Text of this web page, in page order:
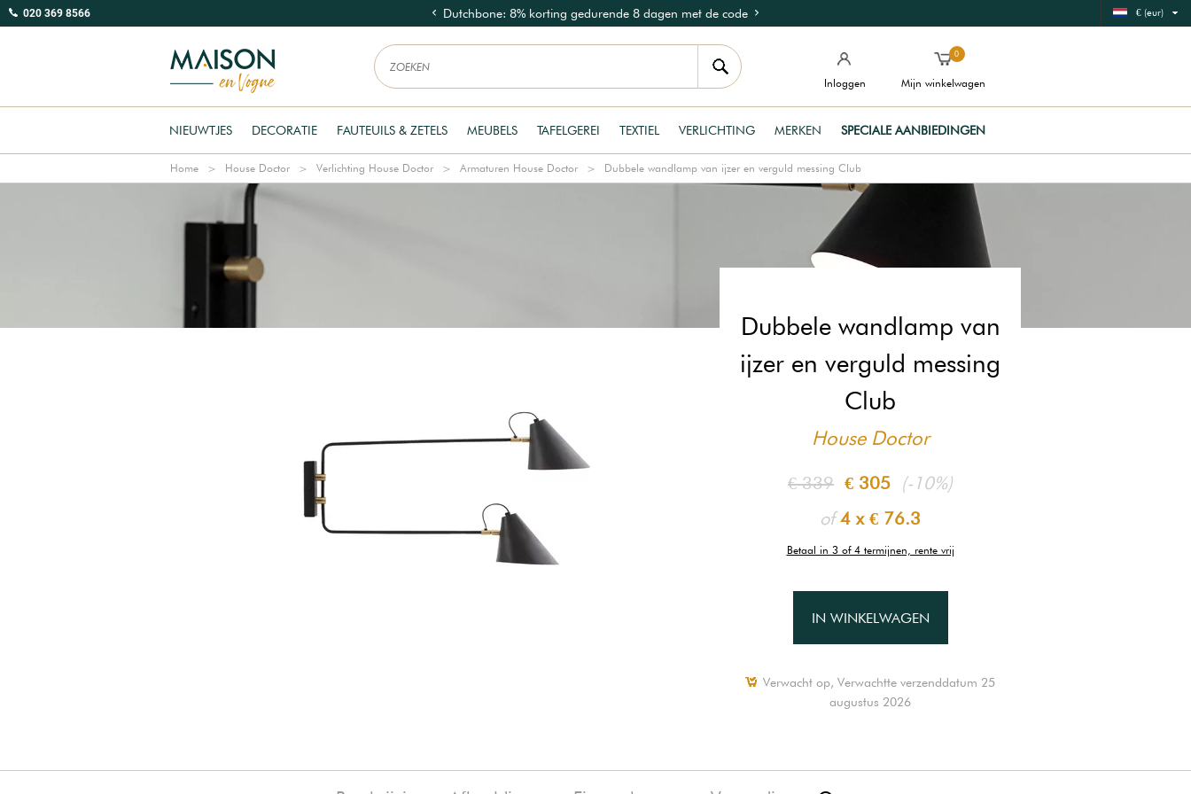
020 369 8566
Dutchbone: 8% korting gedurende 8 dagen met de code
€ (eur)
Inloggen
0
Mijn winkelwagen
NIEUWTJES DECORATIE FAUTEUILS & ZETELS MEUBELS TAFELGEREI TEXTIEL VERLICHTING MERKEN SPECIALE AANBIEDINGEN
Home House Doctor Verlichting House Doctor Armaturen House Doctor Dubbele wandlamp van ijzer en verguld messing Club
Dubbele wandlamp van
ijzer en verguld messing
Club
House Doctor
€ 339 € 305 (-10%)
of4 x € 76.3
Betaal in 3 of 4 termijnen, rente vrij
IN WINKELWAGEN
Verwacht op, Verwachtte verzenddatum 25
augustus 2026